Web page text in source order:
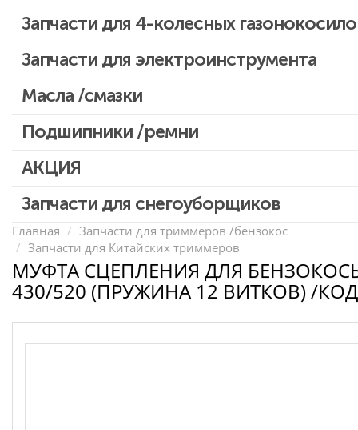
Запчасти для 4-колесных
Запчасти для электроинструмента
Двигатели, редукторы для шуруповертов
Выключатели, переключатели
Запчасти для перфораторов и отбойных молотков
Запчасти для УШМ (болгарок)
Запчасти для электроинструмента другие
Конденсаторы
Якоря, статоры
Аккумуляторы, зарядные устройства
Масла /смазки
Подшипники /ремни
АКЦИЯ
Скидка 50%
Запчасти для снегоуборщиков
Главная
Запчасти для триммеров /бензокос
Запчасти для Китайских триммеров
МУФТА СЦЕПЛЕНИЯ ДЛЯ
430/520 (ПРУЖИНА 12 ВИТКОВ) /КОД